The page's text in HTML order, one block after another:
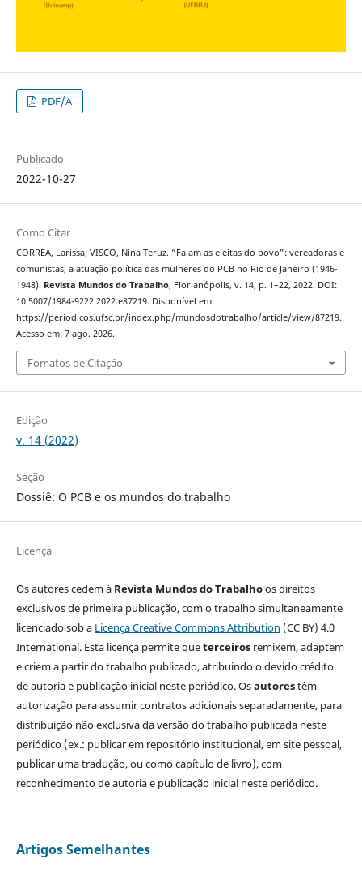
PDF/A
Publicado
2022-10-27
Como Citar
CORREA, Larissa; VISCO, Nina Teruz. “Falam as eleitas do povo”: vereadoras e
comunistas, a atuação política das mulheres do PCB no Rio de Janeiro (1946-
1948). Revista Mundos do Trabalho, Florianópolis, v. 14, p. 1–22, 2022. DOI:
10.5007/1984-9222.2022.e87219. Disponível em:
https://periodicos.ufsc.br/index.php/mundosdotrabalho/article/view/87219.
Acesso em: 7 ago. 2026.
Fomatos de Citação
Edição
v. 14 (2022)
Seção
Dossiê: O PCB e os mundos do trabalho
Licença
Os autores cedem à Revista Mundos do Trabalhoos direitos
exclusivos de primeira publicação, com o trabalho simultaneamente
licenciado sob a Licença Creative Commons Attribution (CC BY) 4.0
International. Esta licença permite queterceirosremixem, adaptem
e criem a partir do trabalho publicado, atribuindo o devido crédito
de autoria e publicação inicial neste periódico. Osautorestêm
autorização para assumir contratos adicionais separadamente, para
distribuição não exclusiva da versão do trabalho publicada neste
periódico (ex.: publicar em repositório institucional, em site pessoal,
publicar uma tradução, ou como capítulo de livro), com
reconhecimento de autoria e publicação inicial neste periódico.
Artigos Semelhantes